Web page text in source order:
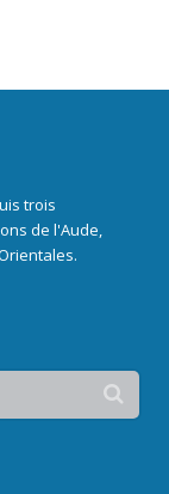
trois
de l'Aude,